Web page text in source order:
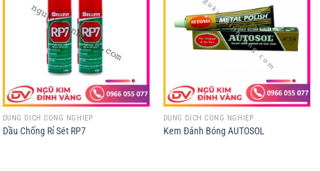
DUNG DỊCH CÔNG NGHIỆP
Dầu Chống Rỉ Sét RP7
DUNG DỊCH CÔNG NGHIỆP
Kem Đánh Bóng AUTOSOL